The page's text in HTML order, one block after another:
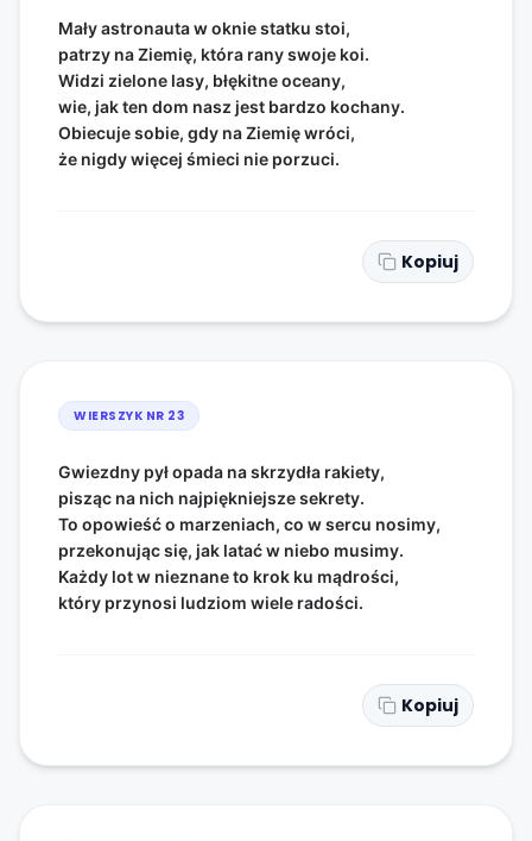
Mały astronauta w oknie statku stoi,
patrzy na Ziemię, która rany swoje koi.
Widzi zielone lasy, błękitne oceany,
wie, jak ten dom nasz jest bardzo kochany.
Obiecuje sobie, gdy na Ziemię wróci,
że nigdy więcej śmieci nie porzuci.
Kopiuj
WIERSZYK NR 23
Gwiezdny pył opada na skrzydła rakiety,
pisząc na nich najpiękniejsze sekrety.
To opowieść o marzeniach, co w sercu nosimy,
przekonując się, jak latać w niebo musimy.
Każdy lot w nieznane to krok ku mądrości,
który przynosi ludziom wiele radości.
Kopiuj